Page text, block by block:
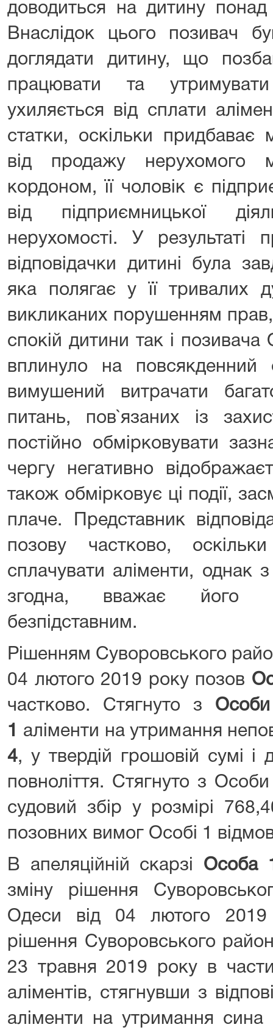
доводиться на дитину
Внаслідок цього позивач
доглядати дитину, що
працювати та
ухиляється від сплати
статки, оскільки
від продажу нерухомого
кордоном, її чоловік є
від підприємницької
нерухомості. У результаті
відповідачки дитині була
яка полягає у її тривалих
викликаних порушенням
спокій дитини так і
вплинуло на повсякденний
вимушений витрачати
питань, пов`язаних із
постійно обмірковувати
чергу негативно
також обмірковує ці події,
плаче. Представник
позову частково,
сплачувати аліменти, однак
згодна, вважає його
безпідставним.
Рішенням Суворовського
04 лютого 2019 року позов
частково. Стягнуто з
1
аліменти на утримання
4, у твердій грошовій сумі і
повноліття. Стягнуто з
судовий збір у розмірі
позовних вимог Особі 1
В апеляційній скарзі Особа
зміну рішення
Одеси від 04 лютого 2019
рішення Суворовського
23 травня 2019 року в
аліментів, стягнувши з
аліменти на утримання сина